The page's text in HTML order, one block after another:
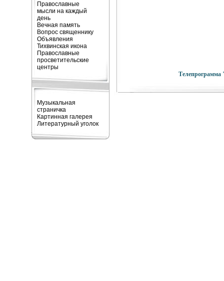
Православные
мысли на каждый
день
Вечная память
Вопрос священнику
Объявления
Тихвинская икона
Православные
просветительские
центры
Музыкальная
страничка
Картинная галерея
Литературный уголок
Телепрограмма